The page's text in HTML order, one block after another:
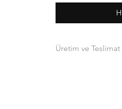
Üretim ve Teslimat